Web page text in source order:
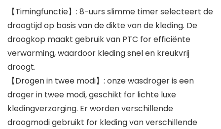
【Timingfunctie】: 8-uurs slimme timer selecteert de
droogtijd op basis van de dikte van de kleding. De
droogkop maakt gebruik van PTC for efficiënte
verwarming, waardoor kleding snel en kreukvrij
droogt.
【Drogen in twee modi】: onze wasdroger is een
droger in twee modi, geschikt for lichte luxe
kledingverzorging. Er worden verschillende
droogmodi gebruikt for kleding van verschillende